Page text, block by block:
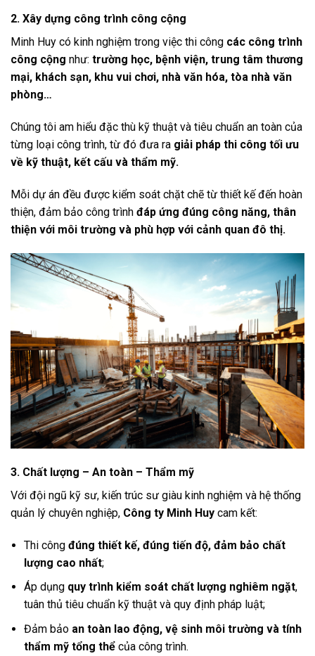
2. Xây dựng công trình công cộng
Minh Huy có kinh nghiệm trong việc thi công các công trình
công cộng như: trường học, bệnh viện, trung tâm thương
mại, khách sạn, khu vui chơi, nhà văn hóa, tòa nhà văn
phòng…
Chúng tôi am hiểu đặc thù kỹ thuật và tiêu chuẩn an toàn của
từng loại công trình, từ đó đưa ra giải pháp thi công tối ưu
về kỹ thuật, kết cấu và thẩm mỹ.
Mỗi dự án đều được kiểm soát chặt chẽ từ thiết kế đến hoàn
thiện, đảm bảo công trình đáp ứng đúng công năng, thân
thiện với môi trường và phù hợp với cảnh quan đô thị.
3. Chất lượng – An toàn – Thẩm mỹ
Với đội ngũ kỹ sư, kiến trúc sư giàu kinh nghiệm và hệ thống
quản lý chuyên nghiệp, Công ty Minh Huy cam kết:
Thi côngđúng thiết kế, đúng tiến độ, đảm bảo chất
lượng cao nhất;
Áp dụng quy trình kiểm soát chất lượng nghiêm ngặt,
tuân thủ tiêu chuẩn kỹ thuật và quy định pháp luật;
Đảm bảo an toàn lao động, vệ sinh môi trường và tính
thẩm mỹ tổng thể của công trình.